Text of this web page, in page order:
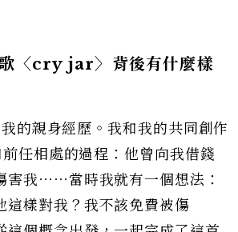
〈cry jar〉背後有什麼樣
的親身經歷。我和我的共同創作
任相處的過程：他曾向我借錢
害我⋯⋯當時我就有一個想法：
這樣對我？我不該免費被傷